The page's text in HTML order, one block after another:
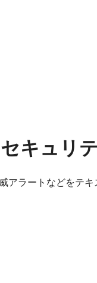
キュリ
アラートなどをテ